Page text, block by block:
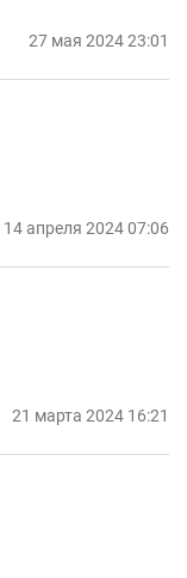
27 мая 2024 23:01
14 апреля 2024 07:06
21 марта 2024 16:21